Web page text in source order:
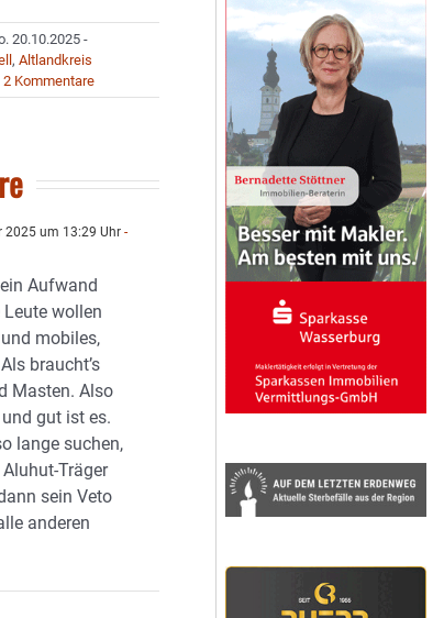
20.10.2025 -
,Altlandkreis
2 Kommentare
2025 um 13:29 Uhr -
Aufwand
wollen
mobiles,
braucht’s
Masten. Also
gut ist es.
lange suchen,
Träger
sein Veto
anderen